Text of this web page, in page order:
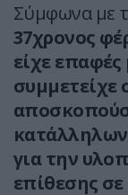
Σύμφωνα με
37χρονος
είχε
συμμετείχε
για την
επίθεσης